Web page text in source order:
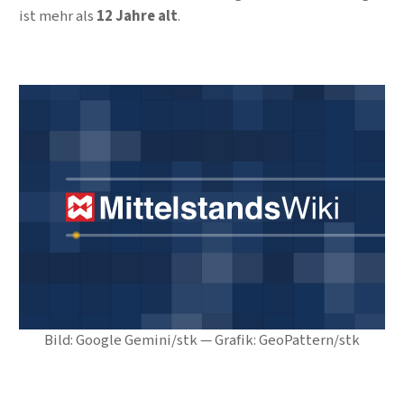
Bild: Google Gemini/stk — Grafik: GeoPattern/stk
ist mehr als 12 Jahre alt.